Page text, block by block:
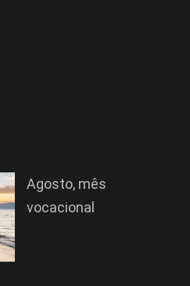
Agosto, mês
vocacional